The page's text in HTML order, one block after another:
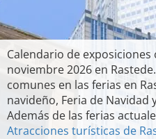
Calendario de
noviembre 2026 en
comunes en las ferias en
navideño, Feria de Navidad
Además de las ferias
Atracciones turísticas de